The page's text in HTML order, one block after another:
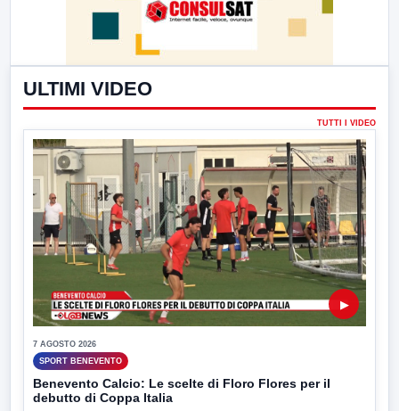
ULTIMI VIDEO
TUTTI I VIDEO
▶
7 AGOSTO 2026
SPORT BENEVENTO
Benevento Calcio: Le scelte di Floro Flores per il
debutto di Coppa Italia